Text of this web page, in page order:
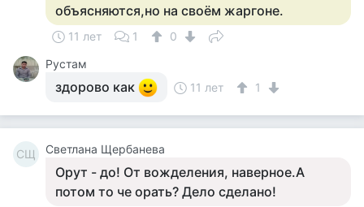
объясняются,но на своём жаргоне.
11 лет 1
0
Рустам
здорово как 11 лет 1
СЩ Светлана Щербанева
Орут - до! От вожделения, наверное.А
потом то че орать? Дело сделано!